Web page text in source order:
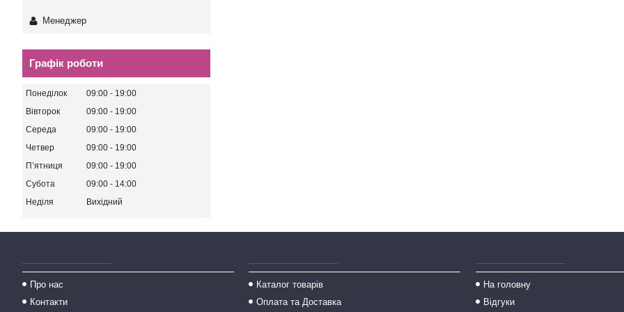
Менеджер
Графік роботи
Понеділок 09:00
19:00
Вівторок
09:00
19:00
Середа
09:00
19:00
Четвер
09:00
19:00
Пʼятниця
09:00
19:00
Субота
09:00
14:00
Неділя
Вихідний
Про нас
Контакти
Каталог товарів
Оплата та Доставка
На головну
Відгуки